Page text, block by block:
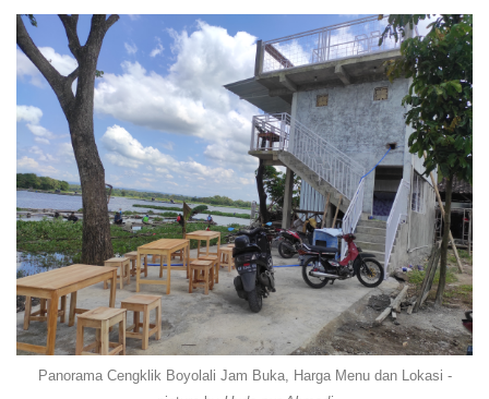
Panorama Cengklik Boyolali Jam Buka, Harga Menu dan Lokasi -